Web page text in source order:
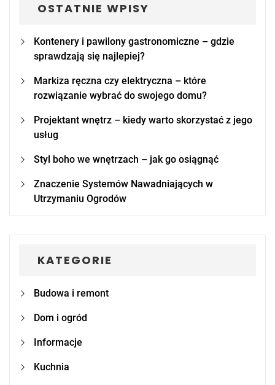
OSTATNIE WPISY
Kontenery i pawilony gastronomiczne – gdzie
sprawdzają się najlepiej?
Markiza ręczna czy elektryczna – które
rozwiązanie wybrać do swojego domu?
Projektant wnętrz – kiedy warto skorzystać z jego
usług
Styl boho we wnętrzach – jak go osiągnąć
Znaczenie Systemów Nawadniających w
Utrzymaniu Ogrodów
KATEGORIE
Budowa i remont
Dom i ogród
Informacje
Kuchnia